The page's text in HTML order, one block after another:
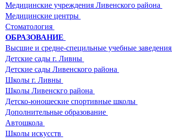
Медицинские учреждения Ливенского района
Медицинские центры
Стоматология
ОБРАЗОВАНИЕ
Высшие и средне-специльные учебные заведения
Детские сады г. Ливны
Детские сады Ливенского района
Школы г. Ливны
Школы Ливенскго района
Детско-юношеские спортивные школы
Дополнительные образование
Автошкола
Школы искусств